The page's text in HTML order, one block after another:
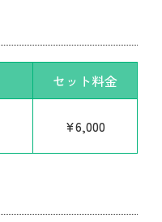
セット料金
¥6,000